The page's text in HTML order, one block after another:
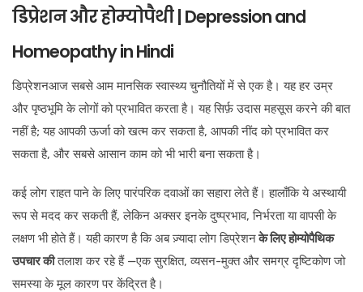
डिप्रेशन और होम्योपैथी | Depression and
Homeopathy in Hindi
डिप्रेशनआज सबसे आम मानसिक स्वास्थ्य चुनौतियों में से एक है। यह हर उम्र
और पृष्ठभूमि के लोगों को प्रभावित करता है। यह सिर्फ़ उदास महसूस करने की बात
नहीं है; यह आपकी ऊर्जा को खत्म कर सकता है, आपकी नींद को प्रभावित कर
सकता है, और सबसे आसान काम को भी भारी बना सकता है।
कई लोग राहत पाने के लिए पारंपरिक दवाओं का सहारा लेते हैं। हालाँकि ये अस्थायी
रूप से मदद कर सकती हैं, लेकिन अक्सर इनके दुष्प्रभाव, निर्भरता या वापसी के
लक्षण भी होते हैं। यही कारण है कि अब ज़्यादा लोग डिप्रेशनके लिए होम्योपैथिक
उपचार कीतलाश कर रहे हैं —एक सुरक्षित, व्यसन-मुक्त और समग्र दृष्टिकोण जो
समस्या के मूल कारण पर केंद्रित है।